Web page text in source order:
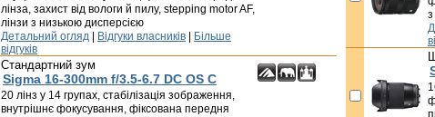
лінза, захист від вологи й пилу, stepping motor AF,
лінзи з низькою дисперсією
Детальний огляд Відгуки власників
Більше
відгуків
Стандартний зум
Sigma 16-300mm f/3.5-6.7 DC OS C
20 лінз у 14 групах, стабілізація зображення,
внутрішнє фокусування, фіксована передня